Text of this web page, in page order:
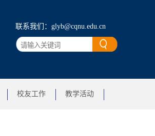
联系我们：glyb@cqnu.edu.cn
校友工作 教学活动